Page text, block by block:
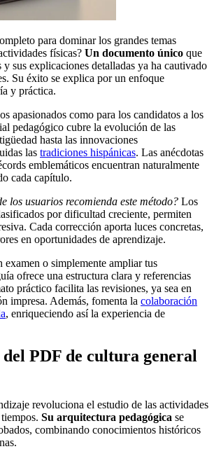
para dominar los grandes temas
físicas? Un documento único que
y sus explicaciones detalladas ya ha cautivado
Su éxito se explica por un enfoque
y práctica.
apasionados como para los candidatos a los
pedagógico cubre la evolución de las
hasta las innovaciones
las tradiciones hispánicas. Las anécdotas
emblemáticos encuentran naturalmente
cada capítulo.
los usuarios recomienda este método? Los
por dificultad creciente, permiten
Cada corrección aporta luces concretas,
en oportunidades de aprendizaje.
examen o simplemente ampliar tus
ofrece una estructura clara y referencias
práctico facilita las revisiones, ya sea en
impresa. Además, fomenta la colaboración
, enriqueciendo así la experiencia de
PDF de cultura general
revoluciona el estudio de las actividades
Su arquitectura pedagógica se
combinando conocimientos históricos